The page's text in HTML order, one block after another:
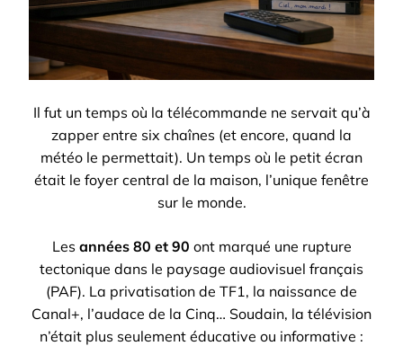
Il fut un temps où la télécommande ne servait qu’à
zapper entre six chaînes (et encore, quand la
météo le permettait). Un temps où le petit écran
était le foyer central de la maison, l’unique fenêtre
sur le monde.
Les années 80 et 90 ont marqué une rupture
tectonique dans le paysage audiovisuel français
(PAF). La privatisation de TF1, la naissance de
Canal+, l’audace de la Cinq… Soudain, la télévision
n’était plus seulement éducative ou informative :